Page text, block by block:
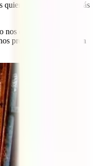
quieran cobrar mucho más
nos quieran poner el
problemas también
son